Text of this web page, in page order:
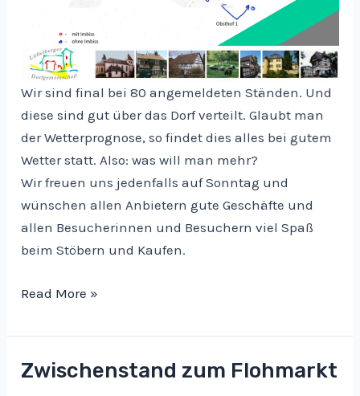
Wir sind final bei 80 angemeldeten Ständen. Und
diese sind gut über das Dorf verteilt. Glaubt man
der Wetterprognose, so findet dies alles bei gutem
Wetter statt. Also: was will man mehr?
Wir freuen uns jedenfalls auf Sonntag und
wünschen allen Anbietern gute Geschäfte und
allen Besucherinnen und Besuchern viel Spaß
beim Stöbern und Kaufen.
Dorfflohmarkt
80
Anbietern
Read More »
Zwischenstand zum Flohmarkt